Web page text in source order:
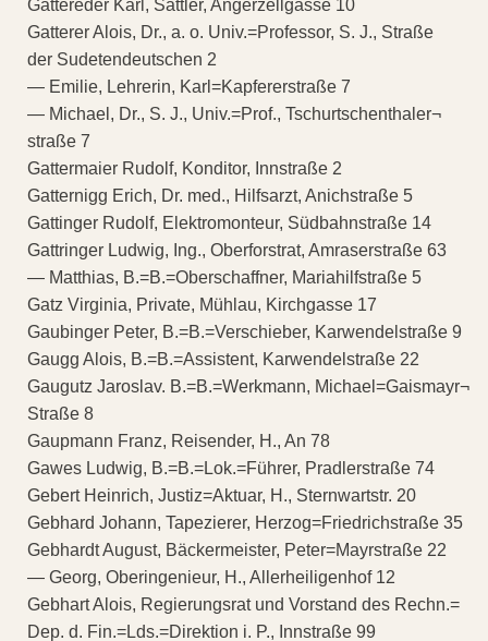
Gattereder Karl, Sattler, Angerzellgasse 10
Gatterer Alois, Dr., a. o. Univ.=Professor, S. J., Straße
der Sudetendeutschen 2
— Emilie, Lehrerin, Karl=Kapfererstraße 7
— Michael, Dr., S. J., Univ.=Prof., Tschurtschenthaler¬
straße 7
Gattermaier Rudolf, Konditor, Innstraße 2
Gatternigg Erich, Dr. med., Hilfsarzt, Anichstraße 5
Gattinger Rudolf, Elektromonteur, Südbahnstraße 14
Gattringer Ludwig, Ing., Oberforstrat, Amraserstraße 63
— Matthias, B.=B.=Oberschaffner, Mariahilfstraße 5
Gatz Virginia, Private, Mühlau, Kirchgasse 17
Gaubinger Peter, B.=B.=Verschieber, Karwendelstraße 9
Gaugg Alois, B.=B.=Assistent, Karwendelstraße 22
Gaugutz Jaroslav. B.=B.=Werkmann, Michael=Gaismayr¬
Straße 8
Gaupmann Franz, Reisender, H., An 78
Gawes Ludwig, B.=B.=Lok.=Führer, Pradlerstraße 74
Gebert Heinrich, Justiz=Aktuar, H., Sternwartstr. 20
Gebhard Johann, Tapezierer, Herzog=Friedrichstraße 35
Gebhardt August, Bäckermeister, Peter=Mayrstraße 22
— Georg, Oberingenieur, H., Allerheiligenhof 12
Gebhart Alois, Regierungsrat und Vorstand des Rechn.=
Dep. d. Fin.=Lds.=Direktion i. P., Innstraße 99